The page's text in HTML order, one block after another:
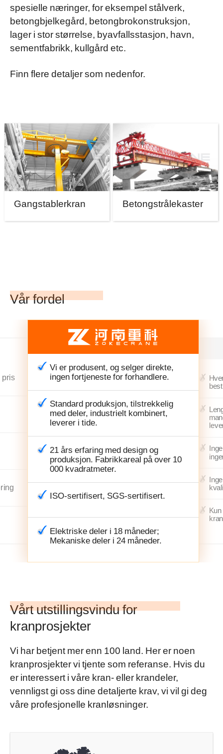
spesielle næringer, for eksempel stålverk,
betongbjelkegård, betongbrokonstruksjon,
lager i stor størrelse, byavfallsstasjon, havn,
sementfabrikk, kullgård etc.
Finn flere detaljer som nedenfor.
Gangstablerkran Betongstrålekaster
Vår fordel
Vi er produsent, og selger direkte,
ingen fortjeneste for forhandlere.
Standard produksjon, tilstrekkelig
med deler, industrielt kombinert,
leverer i tide.
21 års erfaring med design og
produksjon. Fabrikkareal på over 10
000 kvadratmeter.
ISO-sertifisert, SGS-sertifisert.
Elektriske deler i 18 måneder;
Mekaniske deler i 24 måneder.
Vårt utstillingsvindu for
kranprosjekter
Vi har betjent mer enn 100 land. Her er noen
kranprosjekter vi tjente som referanse. Hvis du
er interessert i våre kran- eller krandeler,
vennligst gi oss dine detaljerte krav, vi vil gi deg
våre profesjonelle kranløsninger.